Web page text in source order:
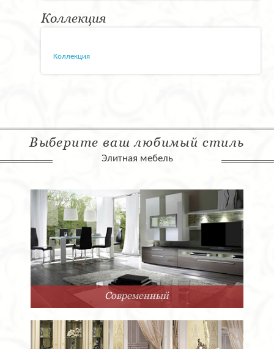
Коллекция
Коллекция
Выберите ваш любимый стиль
Элитная мебель
Арт-Деко